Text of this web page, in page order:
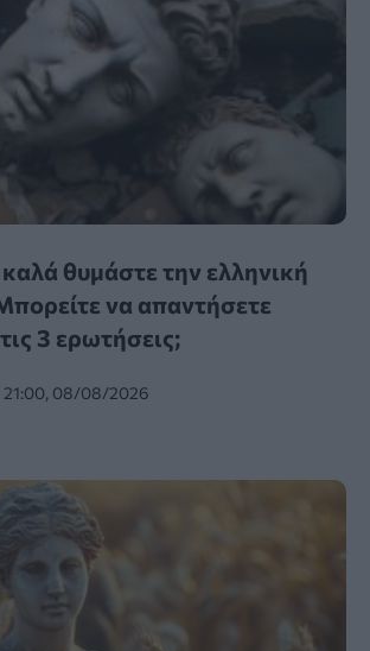
θυμάστε την ελληνική
να απαντήσετε
3 ερωτήσεις;
21:00, 08/08/2026